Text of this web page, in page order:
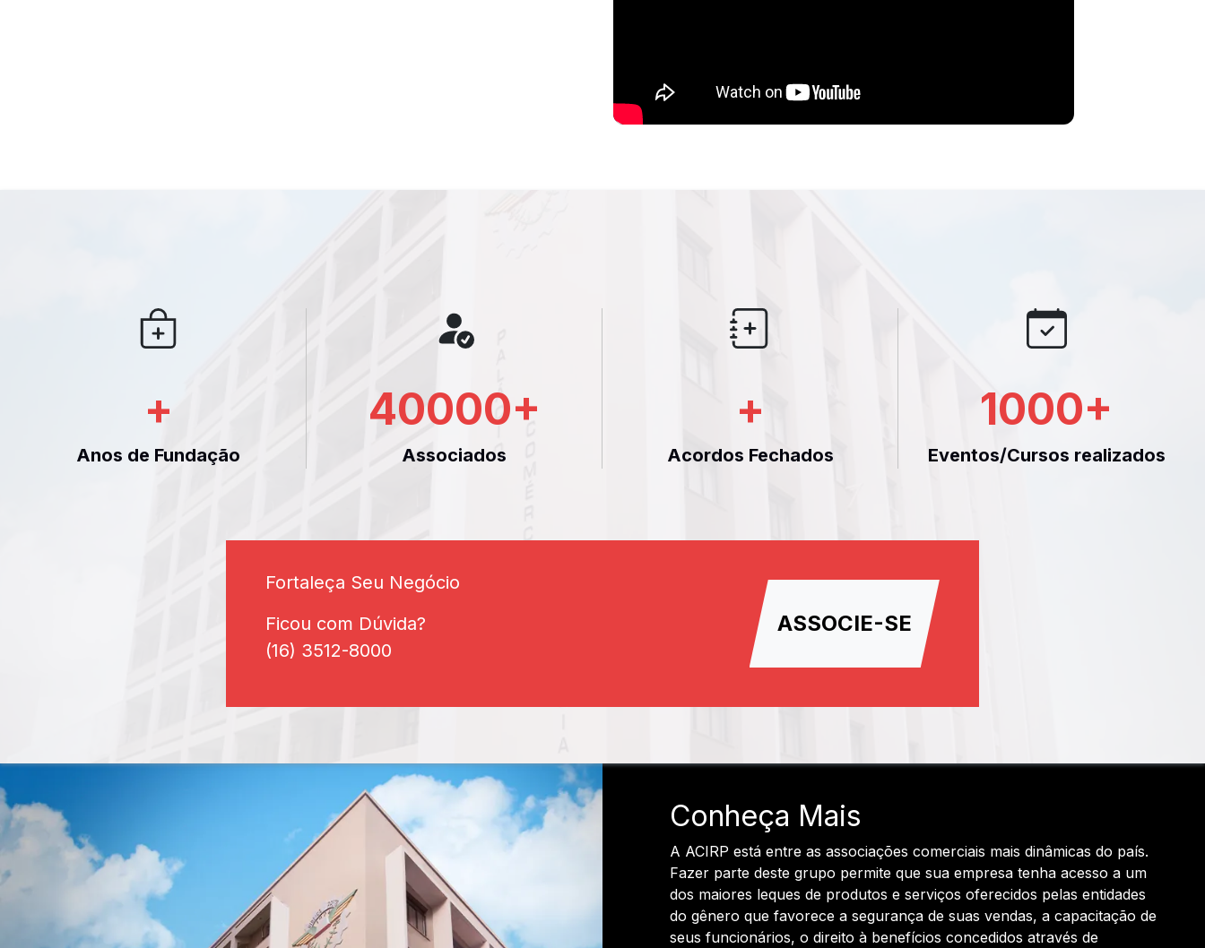
+
Anos de Fundação
40000+
Associados
+
Acordos Fechados
1000+
Eventos/Cursos realizados
Fortaleça Seu Negócio
Ficou com Dúvida?
(16) 3512-8000
ASSOCIE-SE
Conheça Mais
A ACIRP está entre as associações comerciais mais dinâmicas do país.
Fazer parte deste grupo permite que sua empresa tenha acesso a um
dos maiores leques de produtos e serviços oferecidos pelas entidades
do gênero que favorece a segurança de suas vendas, a capacitação de
seus funcionários, o direito à benefícios concedidos através de